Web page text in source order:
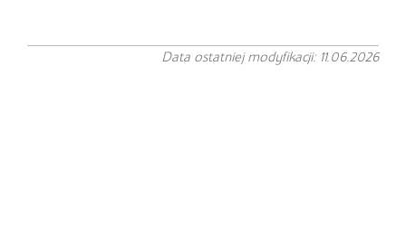
Data ostatniej modyfikacji: 11.06.2026